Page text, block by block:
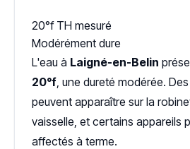
20°f TH mesuré
Modérément dure
L'eau à Laigné-en-Belin
20°f, une dureté modérée.
peuvent apparaître sur la
vaisselle, et certains appareils
affectés à terme.